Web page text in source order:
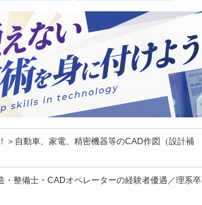
＞自動車、家電、精密機器等のCAD作図（設計補
・整備士・CADオペレーターの経験者優遇／理系卒